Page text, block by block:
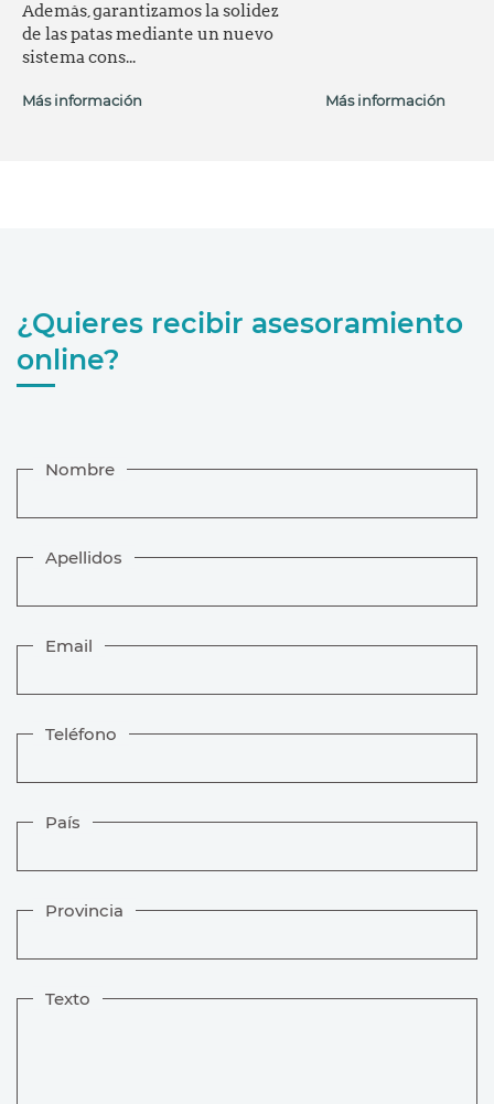
Además, garantizamos la solidez
de las patas mediante un nuevo
sistema cons...
Más información Más información
¿Quieres recibir asesoramiento
online?
Nombre
Apellidos
Email
Teléfono
País
Provincia
Texto